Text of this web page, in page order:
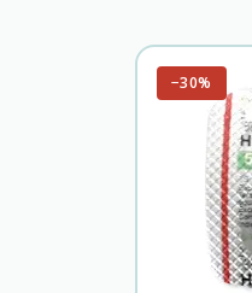
−30%